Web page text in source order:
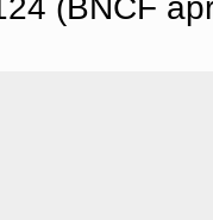
(BNCF